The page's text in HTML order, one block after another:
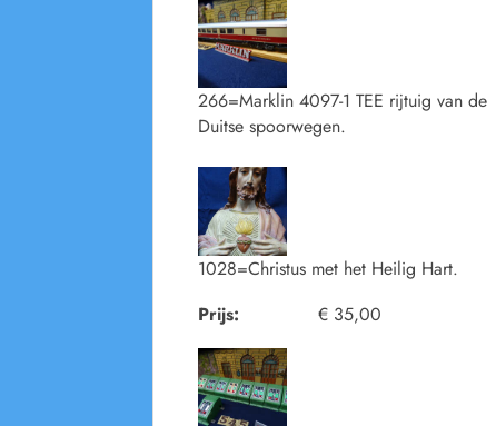
266=Marklin 4097-1 TEE rijtuig van de
Duitse spoorwegen.
1028=Christus met het Heilig Hart.
Prijs:
€ 35,00